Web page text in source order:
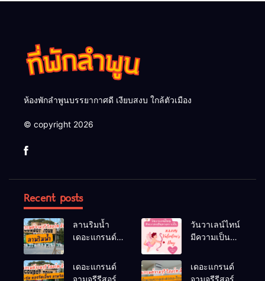
ห้องพักลำพูนบรรยากาศดี เงียบสงบ ใกล้ตัวเมือง
© copyright 2026
Recent posts
ลานริมน้ำ
เดอะแกรนด์
ลำพูน ลานจัด
กิจกรรมกลาง
วันวาเลน์ไทน์
มีความเป็นมา
เดอะแกรนด์
เดอะแกรนด์